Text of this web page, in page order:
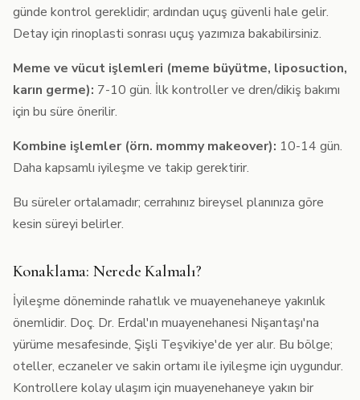
günde kontrol gereklidir; ardından uçuş güvenli hale gelir.
Detay için rinoplasti sonrası uçuş yazımıza bakabilirsiniz.
Meme ve vücut işlemleri (meme büyütme, liposuction,
karın germe): 7-10 gün. İlk kontroller ve dren/dikiş bakımı
için bu süre önerilir.
Kombine işlemler (örn. mommy makeover): 10-14 gün.
Daha kapsamlı iyileşme ve takip gerektirir.
Bu süreler ortalamadır; cerrahınız bireysel planınıza göre
kesin süreyi belirler.
Konaklama: Nerede Kalmalı?
İyileşme döneminde rahatlık ve muayenehaneye yakınlık
önemlidir. Doç. Dr. Erdal'ın muayenehanesi Nişantaşı'na
yürüme mesafesinde, Şişli Teşvikiye'de yer alır. Bu bölge;
oteller, eczaneler ve sakin ortamı ile iyileşme için uygundur.
Kontrollere kolay ulaşım için muayenehaneye yakın bir